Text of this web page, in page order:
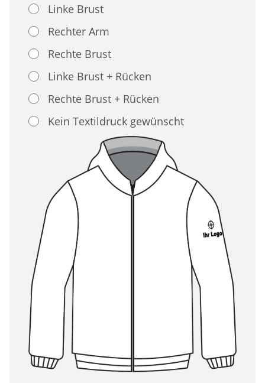
Linke Brust
Rechter Arm
Rechte Brust
Linke Brust + Rücken
Rechte Brust + Rücken
Kein Textildruck gewünscht